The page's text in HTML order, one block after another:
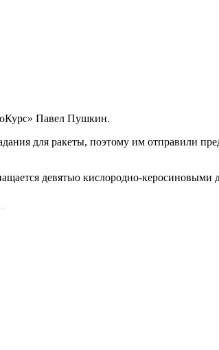
Павел Пушкин.
для ракеты, поэтому им отправили
девятью кислородно-